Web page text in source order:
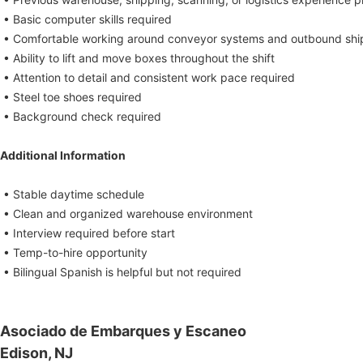
• Basic computer skills required
• Comfortable working around conveyor systems and outbound
• Ability to lift and move boxes throughout the shift
• Attention to detail and consistent work pace required
• Steel toe shoes required
• Background check required
Additional Information
• Stable daytime schedule
• Clean and organized warehouse environment
• Interview required before start
• Temp-to-hire opportunity
• Bilingual Spanish is helpful but not required
Asociado de Embarques y Escaneo
Edison, NJ